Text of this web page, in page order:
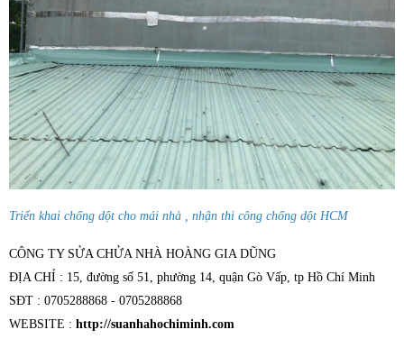
Triển khai chống dột cho mái nhà , nhận thi công chống dột HCM
CÔNG TY SỬA CHỬA NHÀ HOÀNG GIA DŨNG
ĐỊA CHỈ : 15, đường số 51, phường 14, quận Gò Vấp, tp Hồ Chí Minh
SĐT : 0705288868 - 0705288868
WEBSITE : http://suanhahochiminh.com